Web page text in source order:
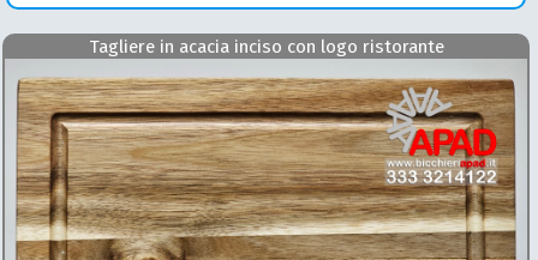
Tagliere in acacia inciso con logo ristorante